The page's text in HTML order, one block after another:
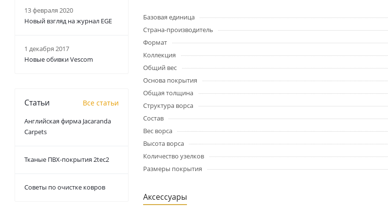
Базовая единица
Страна-производитель
Формат
Коллекция
Общий вес
Основа покрытия
Общая толщина
Структура ворса
Состав
Вес ворса
Высота ворса
Количество узелков
Размеры покрытия
Аксессуары
13 февраля 2020
Новый взгляд на журнал EGE
1 декабря 2017
Новые обивки Vescom
Статьи Все статьи
Английская фирма Jacaranda
Carpets
Тканые ПВХ-покрытия 2tec2
Советы по очистке ковров